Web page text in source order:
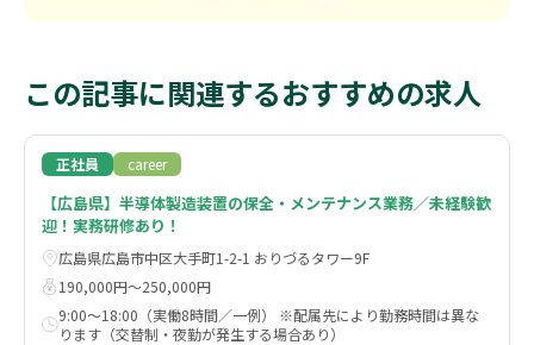
この記事に関連するおすすめの求人
正社員 career
【広島県】半導体製造装置の保全・メンテナンス業務／未経験歓
迎！実務研修あり！
広島県広島市中区大手町1-2-1 おりづるタワー9F
190,000円〜250,000円
9:00～18:00（実働8時間／一例） ※配属先により勤務時間は異な
ります（交替制・夜勤が発生する場合あり）